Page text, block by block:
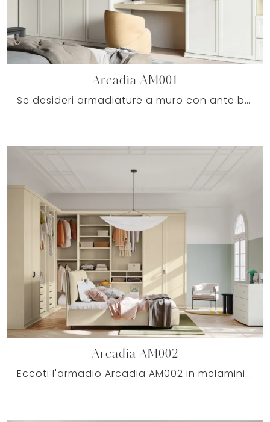
Arcadia AM001
Se desideri armadiature a muro con ante battenti, clicca e scopri l'armadio Arcadia AM001 di Colombini Casa in melaminico.
Arcadia AM002
Eccoti l'armadio Arcadia AM002 in melaminico di Colombini Casa! Un ricco catalogo di armadi ad angolo con ante battenti.